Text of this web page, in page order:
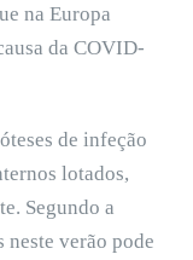
na Europa
da COVID-
de infeção
lotados,
Segundo a
neste verão pode